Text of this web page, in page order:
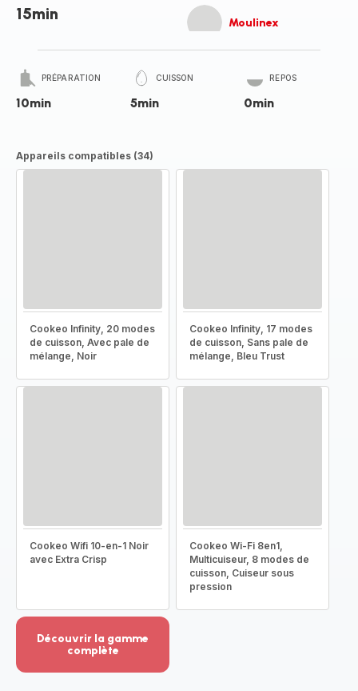
15min Moulinex
PRÉPARATION
10min
CUISSON
5min
REPOS
0min
Appareils compatibles (34)
Cookeo Infinity, 20 modes
de cuisson, Avec pale de
mélange, Noir
Cookeo Infinity, 17 modes
de cuisson, Sans pale de
mélange, Bleu Trust
Cookeo Wifi 10-en-1 Noir
avec Extra Crisp
Cookeo Wi-Fi 8en1,
Multicuiseur, 8 modes de
cuisson, Cuiseur sous
pression
Découvrir la gamme
complète